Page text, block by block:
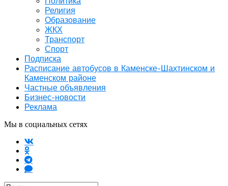
Религия
Образование
ЖКХ
Транспорт
Спорт
Подписка
Расписание автобусов в Каменске-Шахтинском и
Каменском районе
Частные объявления
Бизнес-новости
Реклама
Мы в социальных сетях